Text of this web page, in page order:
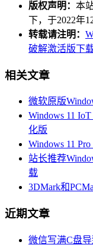
版权声明： 本
下，于2022年
转载请注明：
破解激活版下
相关文章
微软原版
Windows 11
化版
Windows 11
站长推荐
载
3DMark和
近期文章
微信写满C盘